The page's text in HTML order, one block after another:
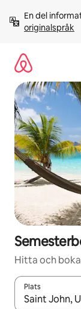
innehåll
En del
originalspråk
Hitta och
Plats
När